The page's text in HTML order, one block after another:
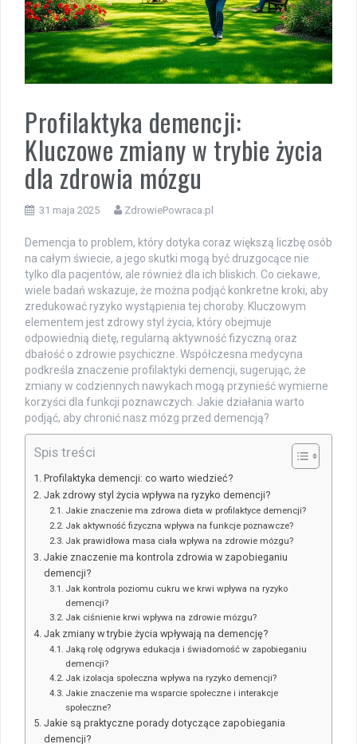
Profilaktyka demencji:
Kluczowe zmiany w trybie życia
dla zdrowia mózgu
31 maja 2025 ZdrowiePowraca.pl
Demencja to problem, który dotyka coraz większą liczbę osób
na całym świecie, a jego skutki mogą być druzgocące nie
tylko dla pacjentów, ale również dla ich bliskich. Co ciekawe,
wiele badań wskazuje, że można podjąć konkretne kroki, aby
zredukować ryzyko wystąpienia tej choroby. Kluczowym
elementem jest zdrowy styl życia, który obejmuje
odpowiednią dietę, regularną aktywność fizyczną oraz
dbałość o zdrowie psychiczne. Współczesna medycyna
podkreśla znaczenie profilaktyki demencji, sugerując, że
zmiany w codziennych nawykach mogą przynieść wymierne
korzyści dla funkcji poznawczych. Jakie działania warto
podjąć, aby chronić nasz mózg przed demencją?
Spis treści
Profilaktyka demencji: co warto wiedzieć?
Jak zdrowy styl życia wpływa na ryzyko demencji?
Jakie znaczenie ma zdrowa dieta w profilaktyce demencji?
Jak aktywność fizyczna wpływa na funkcje poznawcze?
Jak prawidłowa masa ciała wpływa na zdrowie mózgu?
Jakie znaczenie ma kontrola zdrowia w zapobieganiu
demencji?
Jak kontrola poziomu cukru we krwi wpływa na ryzyko
demencji?
Jak ciśnienie krwi wpływa na zdrowie mózgu?
Jak zmiany w trybie życia wpływają na demencję?
Jaką rolę odgrywa edukacja i świadomość w zapobieganiu
demencji?
Jak izolacja społeczna wpływa na ryzyko demencji?
Jakie znaczenie ma wsparcie społeczne i interakcje
społeczne?
Jakie są praktyczne porady dotyczące zapobiegania
demencji?